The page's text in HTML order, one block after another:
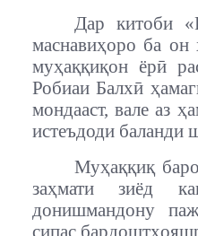
Дар китоби
маснавиҳоро ба он
муҳаққиқон ёрӣ
Робиаи Балхӣ
мондааст, вале аз
истеъдоди баланди
Муҳаққиқ
заҳмати зиёд
донишмандону